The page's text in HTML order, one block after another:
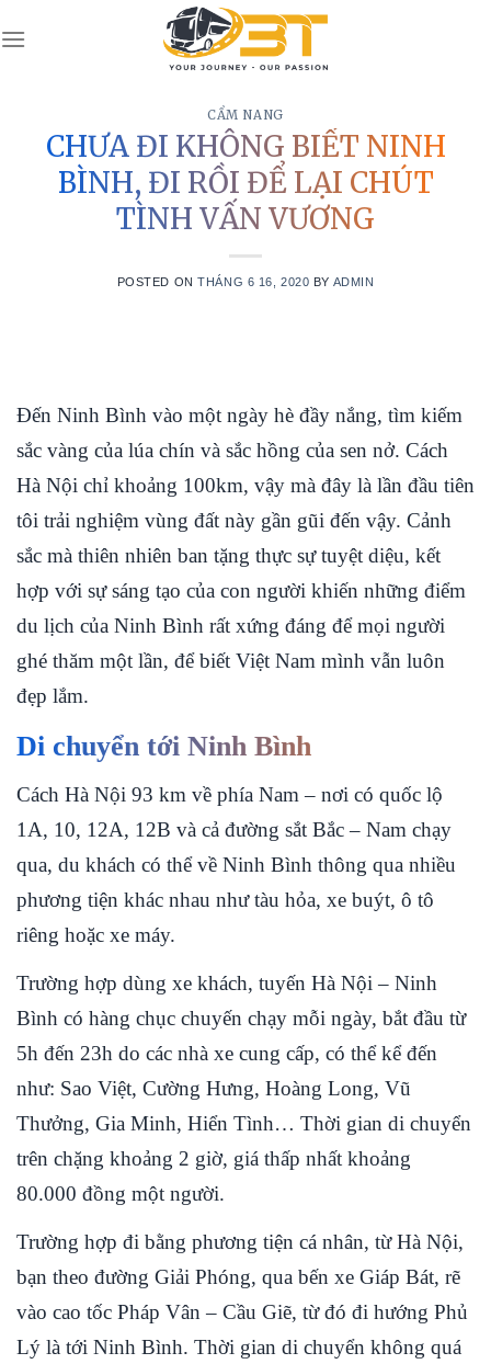
to
CẨM NANG
CHƯA ĐI KHÔNG BIẾT NINH
BÌNH, ĐI RỒI ĐỂ LẠI CHÚT
TÌNH VẤN VƯƠNG
POSTED ONTHÁNG 6 16, 2020 BY ADMIN
Đến Ninh Bình vào một ngày hè đầy nắng, tìm kiếm
sắc vàng của lúa chín và sắc hồng của sen nở. Cách
Hà Nội chỉ khoảng 100km, vậy mà đây là lần đầu tiên
tôi trải nghiệm vùng đất này gần gũi đến vậy. Cảnh
sắc mà thiên nhiên ban tặng thực sự tuyệt diệu, kết
hợp với sự sáng tạo của con người khiến những điểm
du lịch của Ninh Bình rất xứng đáng để mọi người
ghé thăm một lần, để biết Việt Nam mình vẫn luôn
đẹp lắm.
Di chuyển tới Ninh Bình
Cách Hà Nội 93 km về phía Nam – nơi có quốc lộ
1A, 10, 12A, 12B và cả đường sắt Bắc – Nam chạy
qua, du khách có thể về Ninh Bình thông qua nhiều
phương tiện khác nhau như tàu hỏa, xe buýt, ô tô
riêng hoặc xe máy.
Trường hợp dùng xe khách, tuyến Hà Nội – Ninh
Bình có hàng chục chuyến chạy mỗi ngày, bắt đầu từ
5h đến 23h do các nhà xe cung cấp, có thể kể đến
như: Sao Việt, Cường Hưng, Hoàng Long, Vũ
Thưởng, Gia Minh, Hiển Tình… Thời gian di chuyển
trên chặng khoảng 2 giờ, giá thấp nhất khoảng
80.000 đồng một người.
Trường hợp đi bằng phương tiện cá nhân, từ Hà Nội,
bạn theo đường Giải Phóng, qua bến xe Giáp Bát, rẽ
vào cao tốc Pháp Vân – Cầu Giẽ, từ đó đi hướng Phủ
Lý là tới Ninh Bình. Thời gian di chuyển không quá